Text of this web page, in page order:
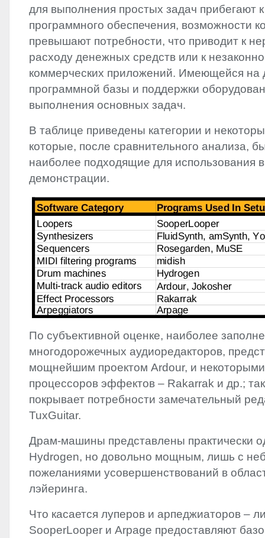
для выполнения простых задач прибегают
программного обеспечения, возможности
превышают потребности, что приводит к
расходу денежных средств или к
коммерческих приложений. Имеющейся на
программной базы и поддержки
выполнения основных задач.
В таблице приведены категории и
которые, после сравнительного анализа,
наиболее подходящие для использования
демонстрации.
По субъективной оценке, наиболее
многодорожечных аудиоредакторов,
мощнейшим проектом Ardour, и
процессоров эффектов – Rakarrak и др.;
покрывает потребности замечательный
TuxGuitar.
Драм-машины представлены практически
Hydrogen, но довольно мощным, лишь с
пожеланиями усовершенствований в
лэйеринга.
Что касается луперов и арпеджиаторов –
SooperLooper и Arpage предоставляют